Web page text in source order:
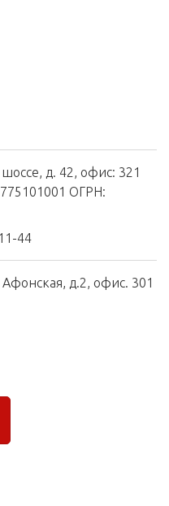
д. 42, офис: 321
ОГРН:
44
д.2, офис. 301